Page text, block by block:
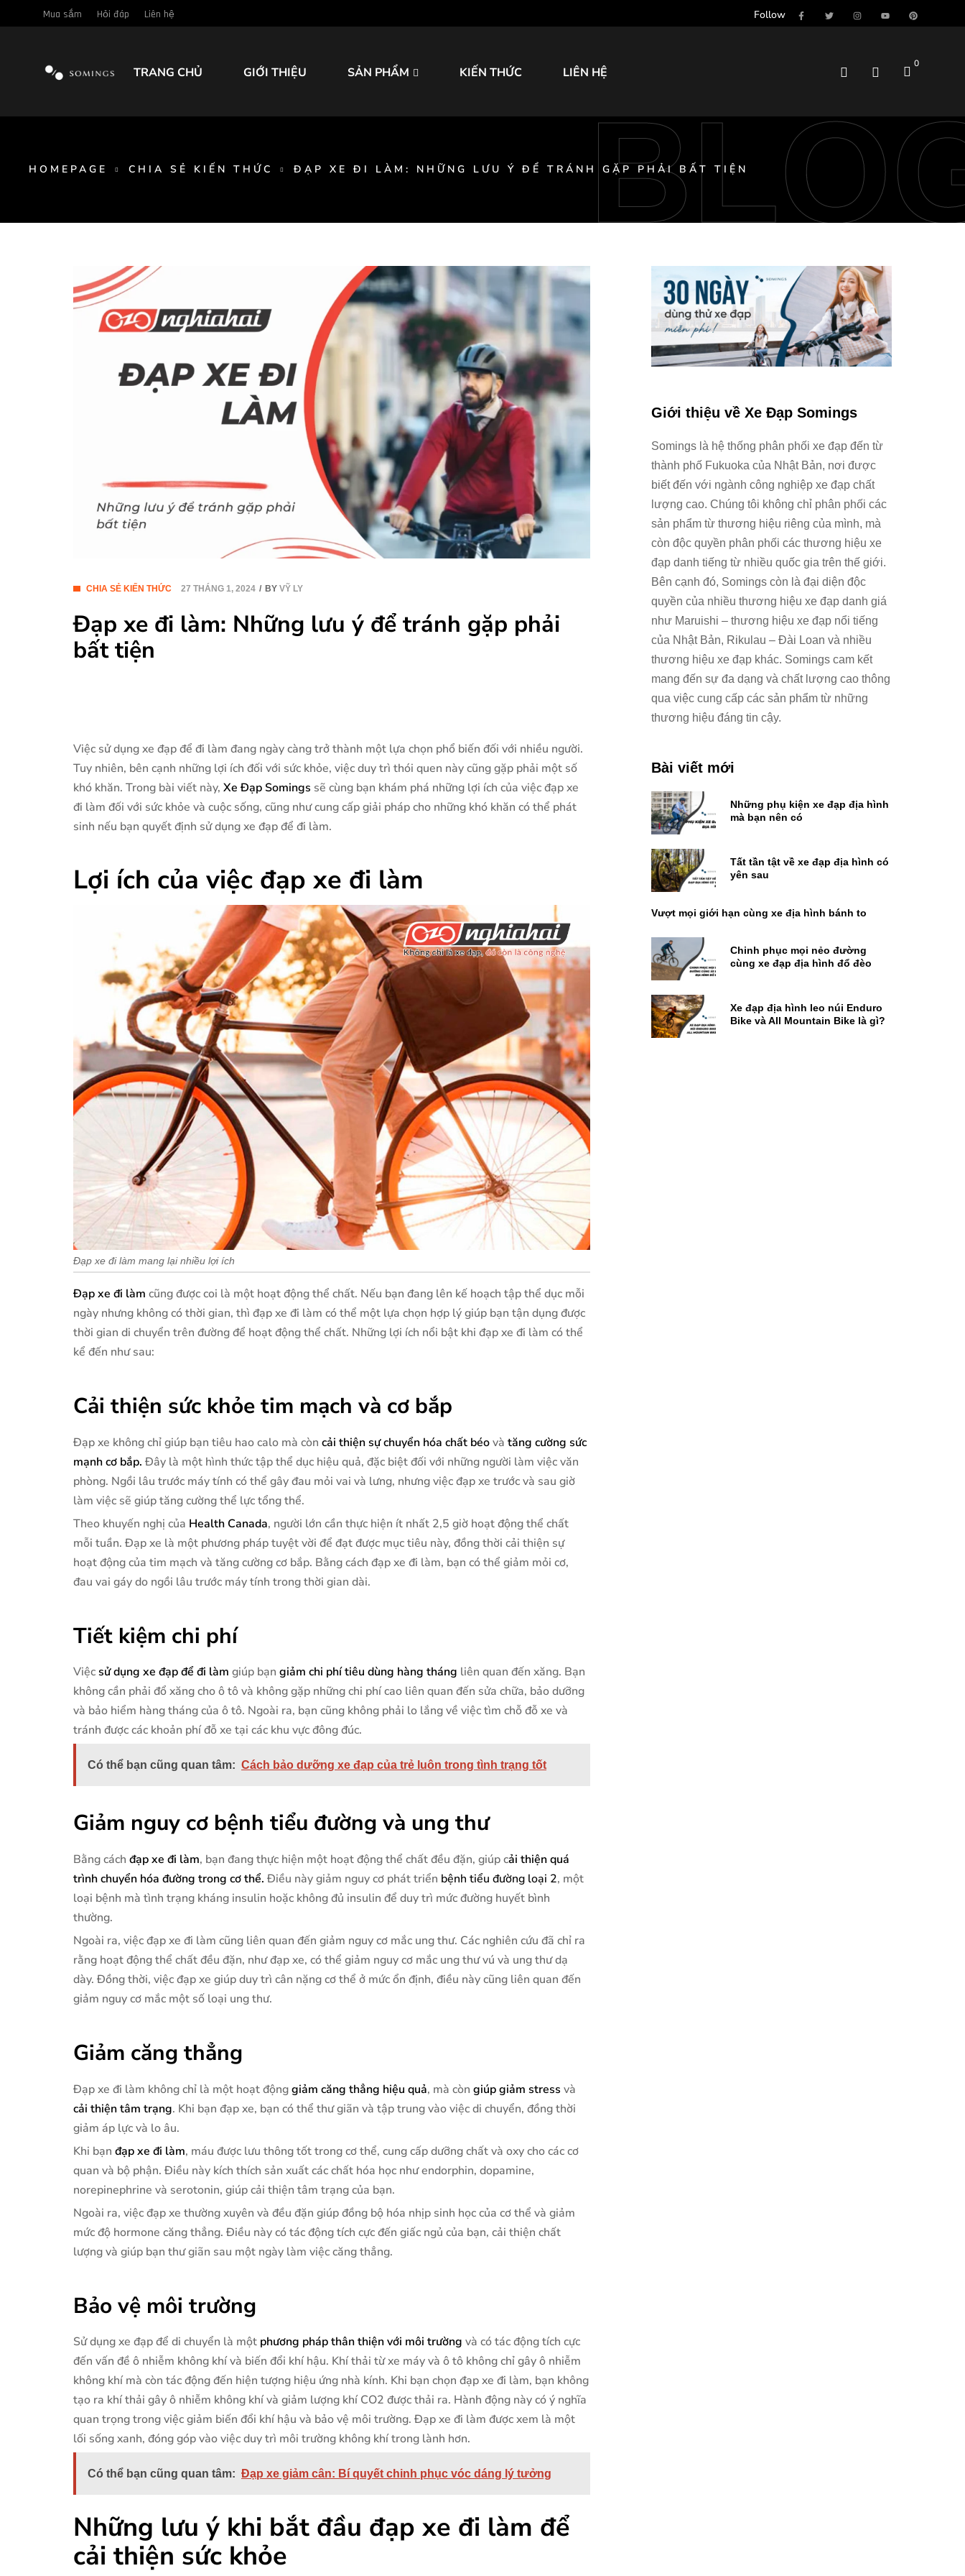
Mua sắm Hỏi đáp Liên hệ Follow
TRANG CHỦ GIỚI THIỆU SẢN PHẨM KIẾN THỨC LIÊN HỆ
0
HOMEPAGE CHIA SẺ KIẾN THỨC ĐẠP XE ĐI LÀM: NHỮNG LƯU Ý ĐỂ TRÁNH GẶP PHẢI BẤT TIỆN
CHIA SẺ KIẾN THỨC 27 THÁNG 1, 2024 BY VỸ LY
Đạp xe đi làm: Những lưu ý để tránh gặp phải
bất tiện
Việc sử dụng xe đạp để đi làm đang ngày càng trở thành một lựa chọn phổ biến đối với nhiều người.
Tuy nhiên, bên cạnh những lợi ích đối với sức khỏe, việc duy trì thói quen này cũng gặp phải một số
khó khăn. Trong bài viết này, Xe Đạp Somings sẽ cùng bạn khám phá những lợi ích của việc đạp xe
đi làm đối với sức khỏe và cuộc sống, cũng như cung cấp giải pháp cho những khó khăn có thể phát
sinh nếu bạn quyết định sử dụng xe đạp để đi làm.
Lợi ích của việc đạp xe đi làm
Đạp xe đi làm mang lại nhiều lợi ích
Đạp xe đi làm cũng được coi là một hoạt động thể chất. Nếu bạn đang lên kế hoạch tập thể dục mỗi
ngày nhưng không có thời gian, thì đạp xe đi làm có thể một lựa chọn hợp lý giúp bạn tận dụng được
thời gian di chuyển trên đường để hoạt động thể chất. Những lợi ích nổi bật khi đạp xe đi làm có thể
kể đến như sau:
Cải thiện sức khỏe tim mạch và cơ bắp
Đạp xe không chỉ giúp bạn tiêu hao calo mà còn cải thiện sự chuyển hóa chất béovà tăng cường sức
mạnh cơ bắp. Đây là một hình thức tập thể dục hiệu quả, đặc biệt đối với những người làm việc văn
phòng. Ngồi lâu trước máy tính có thể gây đau mỏi vai và lưng, nhưng việc đạp xe trước và sau giờ
làm việc sẽ giúp tăng cường thể lực tổng thể.
Theo khuyến nghị của Health Canada, người lớn cần thực hiện ít nhất 2,5 giờ hoạt động thể chất
mỗi tuần. Đạp xe là một phương pháp tuyệt vời để đạt được mục tiêu này, đồng thời cải thiện sự
hoạt động của tim mạch và tăng cường cơ bắp. Bằng cách đạp xe đi làm, bạn có thể giảm mỏi cơ,
đau vai gáy do ngồi lâu trước máy tính trong thời gian dài.
Tiết kiệm chi phí
Việc sử dụng xe đạp để đi làm giúp bạn giảm chi phí tiêu dùng hàng tháng liên quan đến xăng. Bạn
không cần phải đổ xăng cho ô tô và không gặp những chi phí cao liên quan đến sửa chữa, bảo dưỡng
và bảo hiểm hàng tháng của ô tô. Ngoài ra, bạn cũng không phải lo lắng về việc tìm chỗ đỗ xe và
tránh được các khoản phí đỗ xe tại các khu vực đông đúc.
Có thể bạn cũng quan tâm: Cách bảo dưỡng xe đạp của trẻ luôn trong tình trạng tốt
Giảm nguy cơ bệnh tiểu đường và ung thư
Bằng cách đạp xe đi làm, bạn đang thực hiện một hoạt động thể chất đều đặn, giúp cải thiện quá
trình chuyển hóa đường trong cơ thể. Điều này giảm nguy cơ phát triển bệnh tiểu đường loại 2, một
loại bệnh mà tình trạng kháng insulin hoặc không đủ insulin để duy trì mức đường huyết bình
thường.
Ngoài ra, việc đạp xe đi làm cũng liên quan đến giảm nguy cơ mắc ung thư. Các nghiên cứu đã chỉ ra
rằng hoạt động thể chất đều đặn, như đạp xe, có thể giảm nguy cơ mắc ung thư vú và ung thư dạ
dày. Đồng thời, việc đạp xe giúp duy trì cân nặng cơ thể ở mức ổn định, điều này cũng liên quan đến
giảm nguy cơ mắc một số loại ung thư.
Giảm căng thẳng
Đạp xe đi làm không chỉ là một hoạt độnggiảm căng thẳng hiệu quả, mà còn giúp giảm stress và
cải thiện tâm trạng. Khi bạn đạp xe, bạn có thể thư giãn và tập trung vào việc di chuyển, đồng thời
giảm áp lực và lo âu.
Khi bạn đạp xe đi làm, máu được lưu thông tốt trong cơ thể, cung cấp dưỡng chất và oxy cho các cơ
quan và bộ phận. Điều này kích thích sản xuất các chất hóa học như endorphin, dopamine,
norepinephrine và serotonin, giúp cải thiện tâm trạng của bạn.
Ngoài ra, việc đạp xe thường xuyên và đều đặn giúp đồng bộ hóa nhịp sinh học của cơ thể và giảm
mức độ hormone căng thẳng. Điều này có tác động tích cực đến giấc ngủ của bạn, cải thiện chất
lượng và giúp bạn thư giãn sau một ngày làm việc căng thẳng.
Bảo vệ môi trường
Sử dụng xe đạp để di chuyển là một phương pháp thân thiện với môi trường và có tác động tích cực
đến vấn đề ô nhiễm không khí và biến đổi khí hậu. Khí thải từ xe máy và ô tô không chỉ gây ô nhiễm
không khí mà còn tác động đến hiện tượng hiệu ứng nhà kính. Khi bạn chọn đạp xe đi làm, bạn không
tạo ra khí thải gây ô nhiễm không khí và giảm lượng khí CO2 được thải ra. Hành động này có ý nghĩa
quan trọng trong việc giảm biến đổi khí hậu và bảo vệ môi trường. Đạp xe đi làm được xem là một
lối sống xanh, đóng góp vào việc duy trì môi trường không khí trong lành hơn.
Có thể bạn cũng quan tâm: Đạp xe giảm cân: Bí quyết chinh phục vóc dáng lý tưởng
Những lưu ý khi bắt đầu đạp xe đi làm để
cải thiện sức khỏe
Giới thiệu về Xe Đạp Somings
Somings là hệ thống phân phối xe đạp đến từ
thành phố Fukuoka của Nhật Bản, nơi được
biết đến với ngành công nghiệp xe đạp chất
lượng cao. Chúng tôi không chỉ phân phối các
sản phẩm từ thương hiệu riêng của mình, mà
còn độc quyền phân phối các thương hiệu xe
đạp danh tiếng từ nhiều quốc gia trên thế giới.
Bên cạnh đó, Somings còn là đại diện độc
quyền của nhiều thương hiệu xe đạp danh giá
như Maruishi – thương hiệu xe đạp nổi tiếng
của Nhật Bản, Rikulau – Đài Loan và nhiều
thương hiệu xe đạp khác. Somings cam kết
mang đến sự đa dạng và chất lượng cao thông
qua việc cung cấp các sản phẩm từ những
thương hiệu đáng tin cậy.
Bài viết mới
Những phụ kiện xe đạp địa hình
mà bạn nên có
Tất tần tật về xe đạp địa hình có
yên sau
Vượt mọi giới hạn cùng xe địa hình bánh to
Chinh phục mọi nẻo đường
cùng xe đạp địa hình đổ đèo
Xe đạp địa hình leo núi Enduro
Bike và All Mountain Bike là gì?